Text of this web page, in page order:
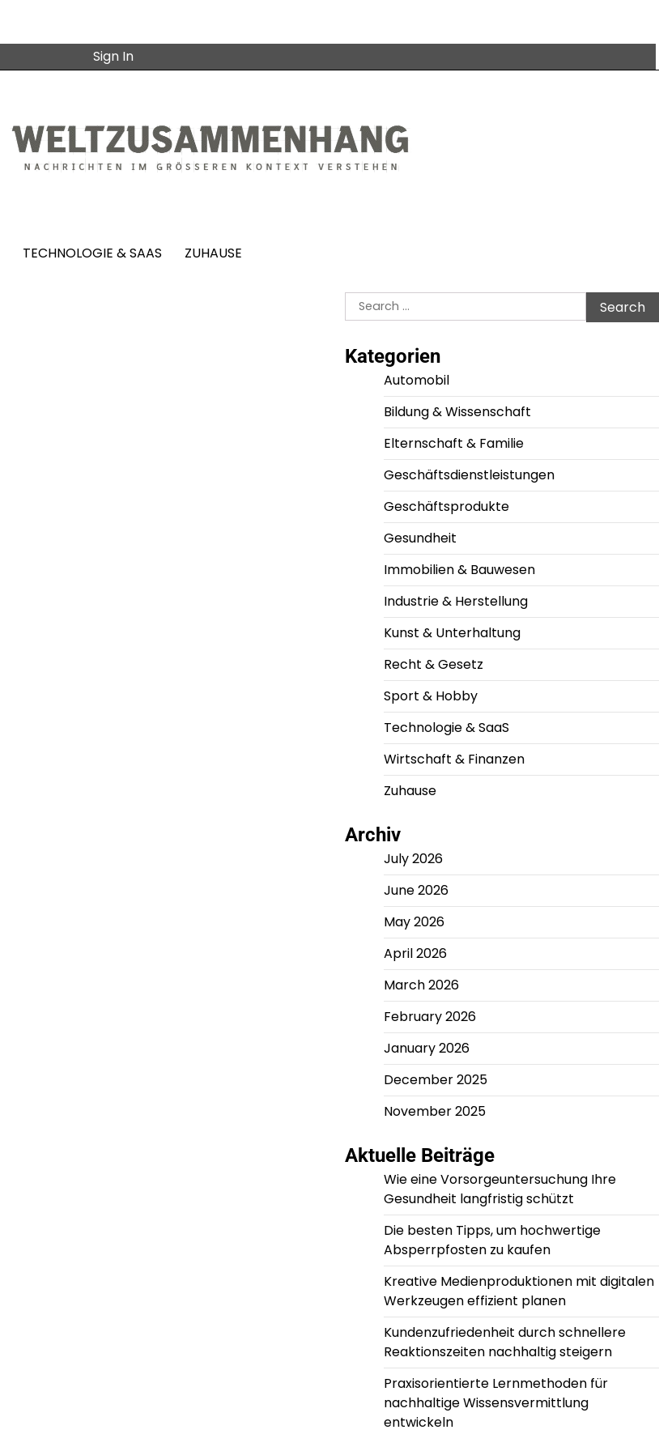
Sign In
TECHNOLOGIE & SAAS ZUHAUSE
Search
for:
Kategorien
Automobil
Bildung & Wissenschaft
Elternschaft & Familie
Geschäftsdienstleistungen
Geschäftsprodukte
Gesundheit
Immobilien & Bauwesen
Industrie & Herstellung
Kunst & Unterhaltung
Recht & Gesetz
Sport & Hobby
Technologie & SaaS
Wirtschaft & Finanzen
Zuhause
Archiv
July 2026
June 2026
May 2026
April 2026
March 2026
February 2026
January 2026
December 2025
November 2025
Aktuelle Beiträge
Wie eine Vorsorgeuntersuchung Ihre
Gesundheit langfristig schützt
Die besten Tipps, um hochwertige
Absperrpfosten zu kaufen
Kreative Medienproduktionen mit digitalen
Werkzeugen effizient planen
Kundenzufriedenheit durch schnellere
Reaktionszeiten nachhaltig steigern
Praxisorientierte Lernmethoden für
nachhaltige Wissensvermittlung
entwickeln